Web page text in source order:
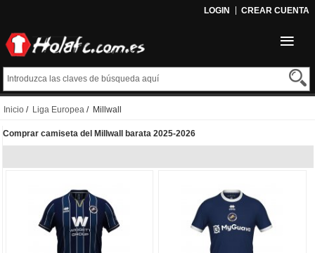
LOGIN CREAR CUENTA
Inicio / Liga Europea / Millwall
Comprar camiseta del Millwall barata 2025-2026